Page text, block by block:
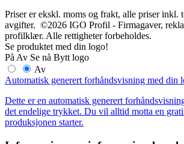
Priser er ekskl. moms og frakt, alle priser inkl.
avgifter. ©2026 IGO Profil - Firmagaver,
profilklær. Alle rettigheter forbeholdes.
Se produktet med din logo!
PåAv Se nå Bytt logo
Av
Automatisk generert forhåndsvisning med din
Dette er en automatisk generert
det endelige trykket. Du vil alltid motta en
produksjonen starter.